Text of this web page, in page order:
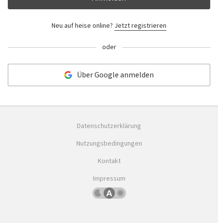
Neu auf heise online? Jetzt registrieren
oder
Über Google anmelden
Datenschutzerklärung
Nutzungsbedingungen
Kontakt
Impressum
DunklesBetriebssystemeinstellung
Helles